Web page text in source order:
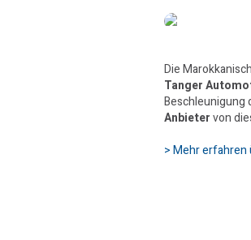
Die
Tanger
Beschleunigung
Anbietervon
> Mehr